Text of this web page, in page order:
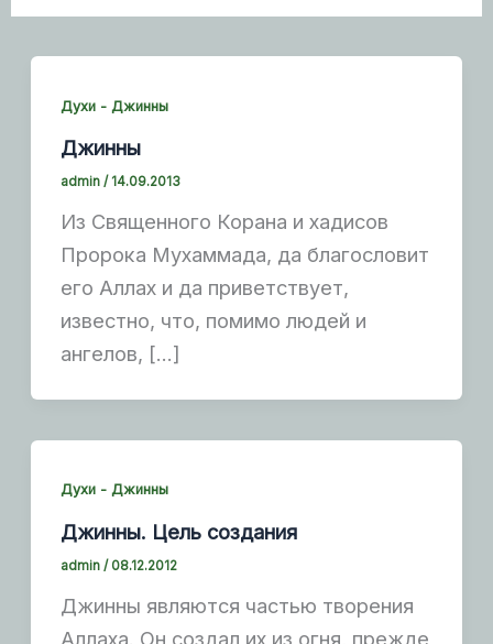
Духи - Джинны
Джинны
admin/ 14.09.2013
Из Священного Корана и хадисов
Пророка Мухаммада, да благословит
его Аллах и да приветствует,
известно, что, помимо людей и
ангелов, […]
Духи - Джинны
Джинны. Цель создания
admin/ 08.12.2012
Джинны являются частью творения
Аллаха. Он создал их из огня, прежде